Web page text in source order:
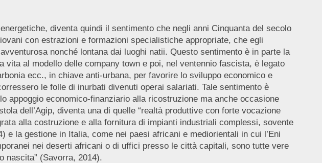
diventa quindi il sentimento che negli anni Cinquanta del secolo
con estrazioni e formazioni specialistiche appropriate, che egli
nonché lontana dai luoghi natii. Questo sentimento è in parte la
al modello delle company town e poi, nel ventennio fascista, è legato
ecc., in chiave anti-urbana, per favorire lo sviluppo economico e
le folle di inurbati divenuti operai salariati. Tale sentimento è
appoggio economico-finanziario alla ricostruzione ma anche occasione
dell’Agip, diventa una di quelle “realtà produttive con forte vocazione
alla costruzione e alla fornitura di impianti industriali complessi, sovente
la gestione in Italia, come nei paesi africani e mediorientali in cui l’Eni
nei deserti africani o di uffici presso le città capitali, sono tutte vere
nascita” (Savorra, 2014).